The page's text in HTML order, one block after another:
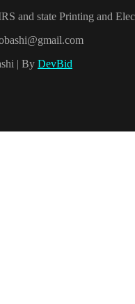
and state Printing and
| By DevBid